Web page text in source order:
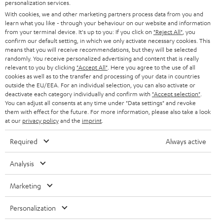
n
g
SMART HOME
BLUETOOTH-LAUTSPRECHER
KOPFHÖRER
BLUETOOTH-KOPFHÖRER
STEREOANLAGEN
LAUTSPRECHER
ULTIMA-SERIE
IN-EAR-KOPFHÖRER
FANSHOP
PRESSE & MARKETING
GESCHÄFTSKUNDEN
PARTNERPROGRAMM
BLOG
NEWSLETTER
STORES
DEINE VORTEILE BEI TEUFEL
TEUFEL STORY
UNSER MANAGEMENT
NACHHALTIGKEIT
ÖSTERREICH
SCHWEIZ
NIEDERLANDE
BELGIEN
POLEN
SPANIEN
Fotos abgebildete Zubehör ist nicht im Lieferumfang enthalten. Etwaige
personalization services.
With cookies, we and other marketing partners process data from you and
learn what you like - through your behaviour on our website and information
from your terminal device. It's up to you: If you click on "Reject All" , you
confirm our default setting, in which we only activate necessary cookies. This
means that you will receive recommendations, but they will be selected
randomly. You receive personalized advertising and content that is really
relevant to you by clicking "Accept All" . Here you agree to the use of all
cookies as well as to the transfer and processing of your data in countries
outside the EU/EEA. For an individual selection, you can also activate or
deactivate each category individually and confirm with "Accept selection"
You can adjust all consents at any time under "Data settings" and revoke
them with effect for the future. For more information, please also take a look
at our privacy policyand the imprint
Required Always active
Analysis
Marketing
Personalization